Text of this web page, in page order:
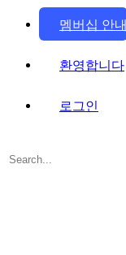
멤버십 안내
환영합니다
로그인
Search